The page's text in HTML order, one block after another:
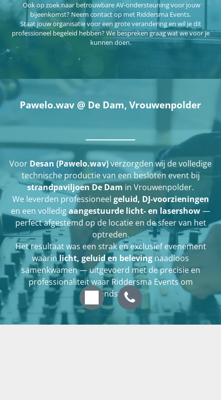
Ook op zoek naar betrouwbare AV-ondersteuning voor jouw
bijeenkomst? Neem contact op met Riddersma Events.
Staat jouw organisatie voor een grote verandering en wil je dit
professioneel begeleid hebben? We bespreken graag wat we voor je
kunnen doen.
Pawelo.wav @ De Dam, Vrouwenpolder
Voor Desan (Pawelo.wav)verzorgden wij de volledige
technische productie van een besloten event bij
strandpaviljoen De Dam in Vrouwenpolder.
We leverden professioneel geluid, DJ-voorzieningen
en een volledigaangestuurde licht- en lasershow—
perfect afgestemd op de locatie en de sfeer van het
optreden.
Het resultaat was een strak en exclusief evenement
waarinlicht, geluid en belevingnaadloos
samenkwamen — uitgevoerd met de precisie en
professionaliteit waar Riddersma Events om
bekendstaat.
We gebruiken cookies om u de beste ervaring op onze
website te geven. Meer informatie vindt u op de
Privacypagina.